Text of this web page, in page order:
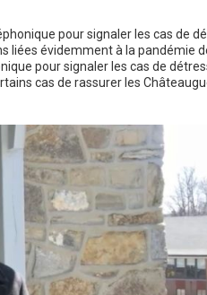
pour signaler les cas de
évidemment à la pandémie
pour signaler les cas de
cas de rassurer les